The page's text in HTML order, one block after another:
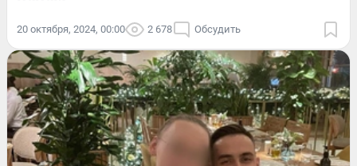
20 октября, 2024, 00:00 2 678 Обсудить